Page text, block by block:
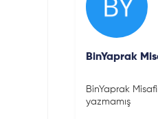
BinYaprak
BinYaprak
yazmamış